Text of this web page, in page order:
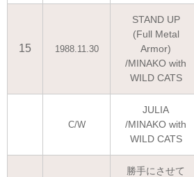
15 1988.11.30
STAND UP
(Full Metal
Armor)
/MINAKO with
WILD CATS
C/W
JULIA
/MINAKO with
WILD CATS
勝手にさせて